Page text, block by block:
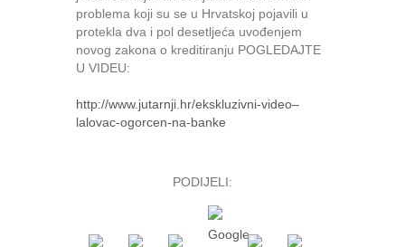
problema koji su se u Hrvatskoj pojavili u
protekla dva i pol desetljeća uvođenjem
novog zakona o kreditiranju POGLEDAJTE
U VIDEU:
http://www.jutarnji.hr/ekskluzivni-video–
lalovac-ogorcen-na-banke
PODIJELI: